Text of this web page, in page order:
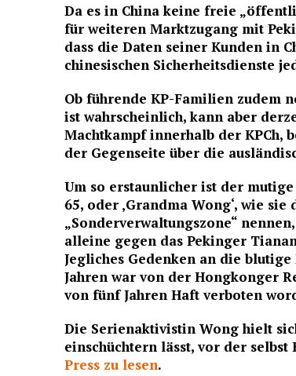
Da es in China keine freie
für weiteren Marktzugang mit
dass die Daten seiner Kunden in
chinesischen Sicherheitsdienste
Ob führende KP-Familien zudem
ist wahrscheinlich, kann aber
Machtkampf innerhalb der KPCh,
der Gegenseite über die
Um so erstaunlicher ist der
65, oder ‚Grandma Wong‘, wie
„Sonderverwaltungszone“
alleine gegen das Pekinger
Jegliches Gedenken an die
Jahren war von der Hongkonger
von fünf Jahren Haft verboten
Die Serienaktivistin Wong hielt
einschüchtern lässt, vor der
Press zu lesen.